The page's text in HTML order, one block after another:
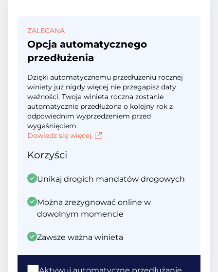
ZALECANA
Opcja automatycznego
przedłużenia
Dzięki automatycznemu przedłużeniu rocznej
winiety już nigdy więcej nie przegapisz daty
ważności. Twoja winieta roczna zostanie
automatycznie przedłużona o kolejny rok z
odpowiednim wyprzedzeniem przed
wygaśnięciem.
Dowiedz się więcej.
Korzyści
Unikaj drogich mandatów drogowych
Można zrezygnować online w
dowolnym momencie
Zawsze ważna winieta